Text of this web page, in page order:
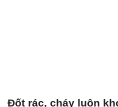
Đốt rác, cháy luôn